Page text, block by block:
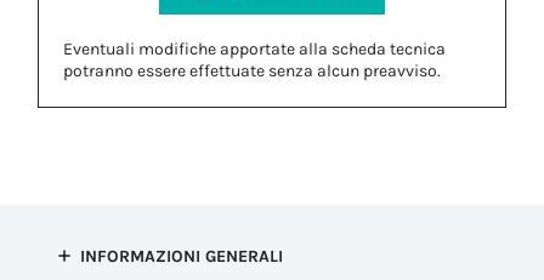
Eventuali modifiche apportate alla scheda tecnica
potranno essere effettuate senza alcun preavviso.
INFORMAZIONI GENERALI